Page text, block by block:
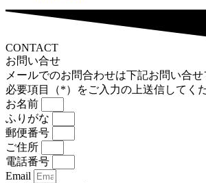
CONTACT
お問い合せ
メールでのお問合わせは下記お問い合せ
必要項目（*）をご入力の上送信してく
お名前
ふりがな
郵便番号
ご住所
電話番号
Email